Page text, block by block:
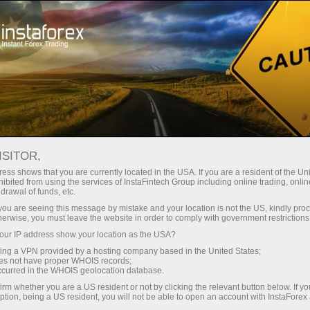
Con InstaForex obtiene acceso a
competitivas: apalancamiento de
hasta 1:5000, unos de los mejores
spreads y comisiones del
mercado, así como condiciones
atractivas para operar con
acciones e índices.
Spreads mínimos
Bono del 30%
en cada depósito
Velocidad
en el trading y en la pista
shows that you are currently located in the USA. If you are a resident of the
from using the services of InstaFintech Group including online trading,
of funds, etc.
are seeing this message by mistake and your location is not the US, kindly
you must leave the website in order to comply with government
IP address show your location as the USA?
a VPN provided by a hosting company based in the United States;
not have proper WHOIS records;
in the WHOIS geolocation database.
whether you are a US resident or not by clicking the relevant button below. If
being a US resident, you will not be able to open an account with InstaForex